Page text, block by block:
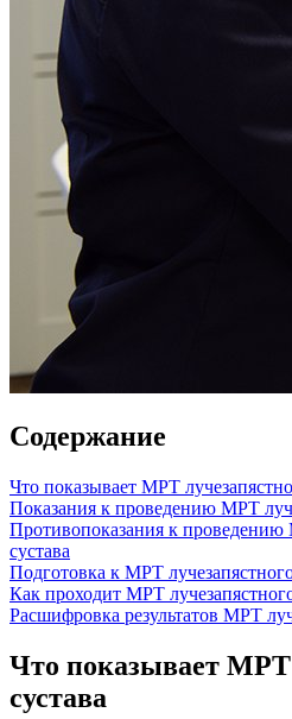
Содержание
Что показывает МРТ
Показания к проведению МРТ
Противопоказания к проведению
сустава
Подготовка к МРТ
Как проходит МРТ
Расшифровка результатов МРТ
Что показывает МРТ
сустава